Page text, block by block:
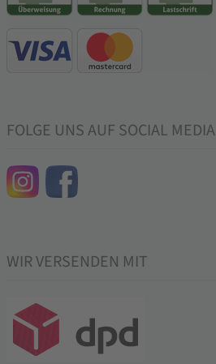
FOLGE UNS AUF SOCIAL MEDIA
WIR VERSENDEN MIT